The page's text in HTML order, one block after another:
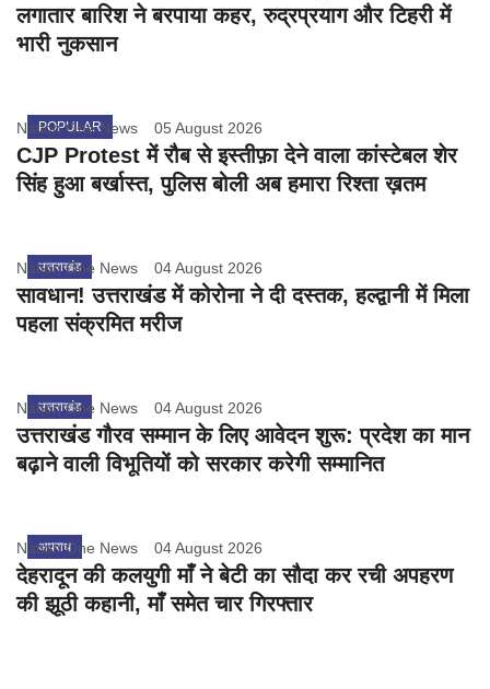
लगातार बारिश ने बरपाया कहर, रुद्रप्रयाग और टिहरी में
भारी नुकसान
POPULAR
Nation One News 05 August 2026
CJP Protest में रौब से इस्तीफ़ा देने वाला कांस्टेबल शेर
सिंह हुआ बर्खास्त, पुलिस बोली अब हमारा रिश्ता ख़तम
उत्तराखंड
Nation One News 04 August 2026
सावधान! उत्तराखंड में कोरोना ने दी दस्तक, हल्द्वानी में मिला
पहला संक्रमित मरीज
उत्तराखंड
Nation One News 04 August 2026
उत्तराखंड गौरव सम्मान के लिए आवेदन शुरू: प्रदेश का मान
बढ़ाने वाली विभूतियों को सरकार करेगी सम्मानित
अपराध
Nation One News 04 August 2026
देहरादून की कलयुगी माँ ने बेटी का सौदा कर रची अपहरण
की झूठी कहानी, माँ समेत चार गिरफ्तार